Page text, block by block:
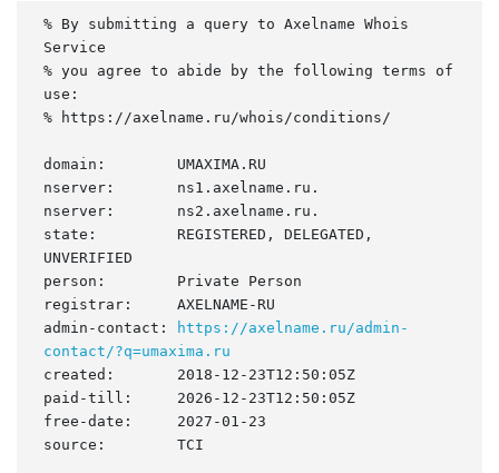
% By submitting a query to Axelname Whois
Service
% you agree to abide by the following terms of
use:
% https://axelname.ru/whois/conditions/
domain:        UMAXIMA.RU
nserver:       ns1.axelname.ru.
nserver:       ns2.axelname.ru.
state:         REGISTERED, DELEGATED,
UNVERIFIED
person:        Private Person
registrar:     AXELNAME-RU
admin-contact:
https://axelname.ru/admin-
contact/?q=umaxima.ru
created:       2018-12-23T12:50:05Z
paid-till:     2026-12-23T12:50:05Z
free-date:     2027-01-23
source:        TCI